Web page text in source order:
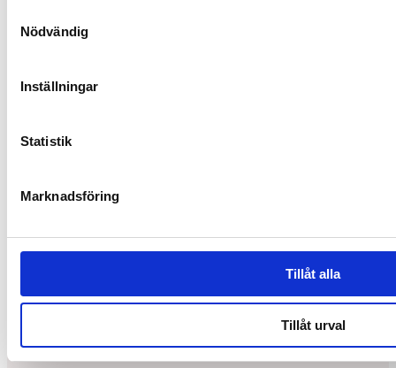
Nödvändig
Inställningar
Statistik
Marknadsföring
Tillåt alla
Tillåt urval
Synbiotic on ainutlaatuinen ja patentoitu koostumus, joka sisältää
runsaasti maitohappobakteereja ja ravintokuituja, jotka ylläpitävät